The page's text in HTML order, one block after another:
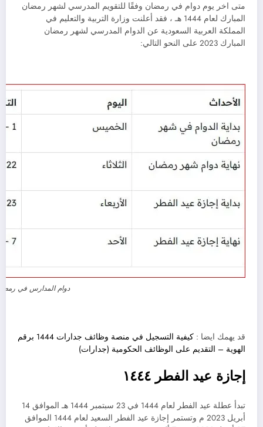
متى اخر يوم دوام في رمضان وفقًا للتقويم المدرسي لشهر رمضان
المبارك لعام 1444 هـ ، فقد أعلنت وزارة التربية والتعليم في
المملكة العربية السعودية عن الدوام المدرسي لشهر رمضان
المبارك 2023 على النحو التالي:
دوام المدارس في رمضان
قد يهمك ايضا :
كيفية التسجيل في منصة وظائف جدارات 1444 برقم
الهوية – التقديم على الوظائف الحكومية (جدارات)
إجازة عيد الفطر ١٤٤٤
تبدأ عطلة عيد الفطر لعام 1444 في 23 سبتمبر 1444 هـ الموافق 14
أبريل 2023 م وتستمر إجازة عيد الفطر السعيد لعام 1444 الموافق